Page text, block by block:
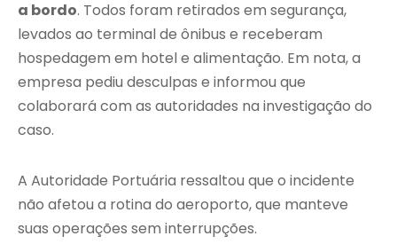
a bordo. Todos foram retirados em segurança,
levados ao terminal de ônibus e receberam
hospedagem em hotel e alimentação. Em nota, a
empresa pediu desculpas e informou que
colaborará com as autoridades na investigação do
caso.
A Autoridade Portuária ressaltou que o incidente
não afetou a rotina do aeroporto, que manteve
suas operações sem interrupções.